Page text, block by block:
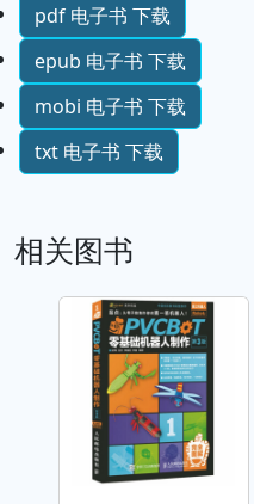
pdf 电子书 下载
epub 电子书 下载
mobi 电子书 下载
txt 电子书 下载
相关图书